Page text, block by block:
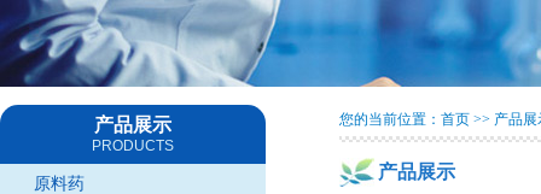
产品展示
PRODUCTS
原料药
您的当前位置：首页 >> 产品展
产品展示